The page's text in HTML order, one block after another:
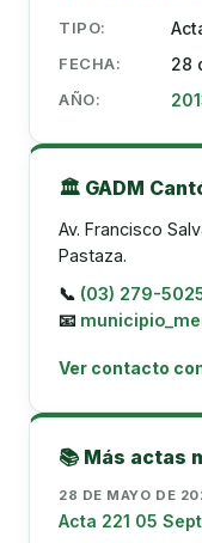
TIPO:
FECHA: 28
AÑO:
🏛️ GADM
Av. Francisco
Pastaza.
📞 (03) 279-
📧
Ver contacto
📚 Más actas
28 DE MAYO DE
Acta 221 05